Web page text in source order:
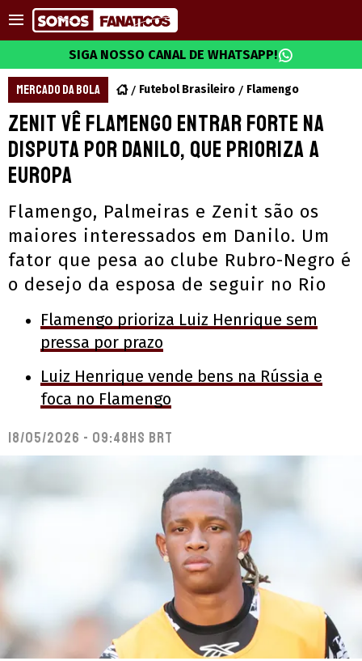
SIGA NOSSO CANAL DE WHATSAPP!
MERCADO DA BOLA Futebol Brasileiro Flamengo
Zenit vê Flamengo entrar forte na
disputa por Danilo, que prioriza a
Europa
Flamengo, Palmeiras e Zenit são os
maiores interessados em Danilo. Um
fator que pesa ao clube Rubro-Negro é
o desejo da esposa de seguir no Rio
Flamengo prioriza Luiz Henrique sem
pressa por prazo
Luiz Henrique vende bens na Rússia e
foca no Flamengo
18/05/2026 - 09:48hs BRT